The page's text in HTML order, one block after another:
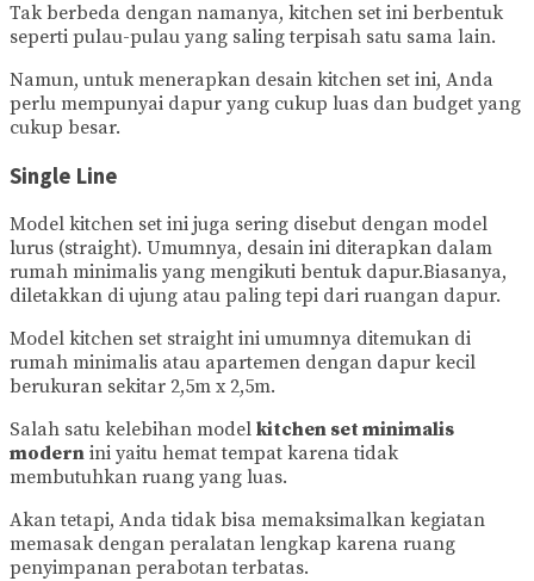
Tak berbeda dengan namanya, kitchen set ini berbentuk
seperti pulau-pulau yang saling terpisah satu sama lain.
Namun, untuk menerapkan desain kitchen set ini, Anda
perlu mempunyai dapur yang cukup luas dan budget yang
cukup besar.
Single Line
Model kitchen set ini juga sering disebut dengan model
lurus (straight). Umumnya, desain ini diterapkan dalam
rumah minimalis yang mengikuti bentuk dapur.Biasanya,
diletakkan di ujung atau paling tepi dari ruangan dapur.
Model kitchen set straight ini umumnya ditemukan di
rumah minimalis atau apartemen dengan dapur kecil
berukuran sekitar 2,5m x 2,5m.
Salah satu kelebihan model kitchen set minimalis
modern ini yaitu hemat tempat karena tidak
membutuhkan ruang yang luas.
Akan tetapi, Anda tidak bisa memaksimalkan kegiatan
memasak dengan peralatan lengkap karena ruang
penyimpanan perabotan terbatas.